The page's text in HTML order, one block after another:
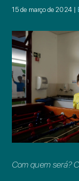
15 de março de 2024 |
Com quem será?